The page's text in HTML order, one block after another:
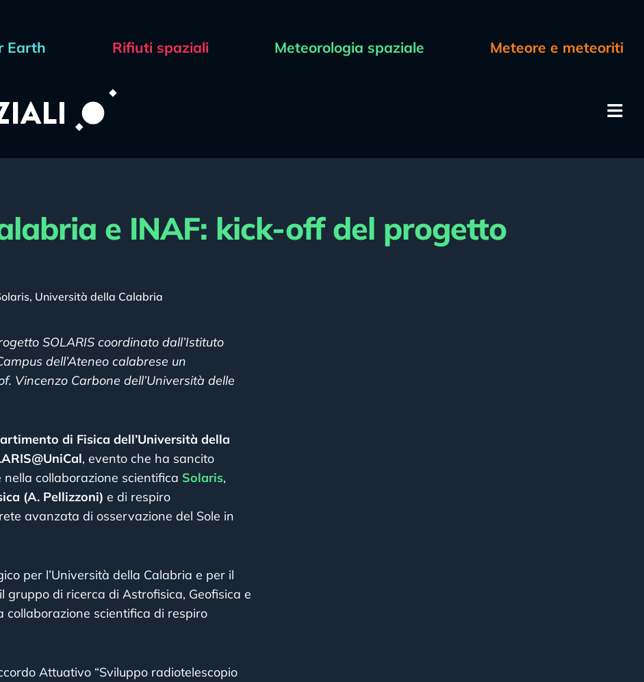
Earth Rifiuti spaziali Meteorologia spaziale Meteore e meteoriti
e INAF: kick-off del progetto
, Università della Calabria
SOLARIS coordinato dall’Istituto
dell’Ateneo calabrese un
Vincenzo Carbone dell’Università delle
di Fisica dell’Università della
, evento che ha sancito
nella collaborazione scientifica Solaris,
(A. Pellizzoni) e di respiro
avanzata di osservazione del Sole in
per l’Università della Calabria e per il
di ricerca di Astrofisica, Geofisica e
collaborazione scientifica di respiro
Attuativo “Sviluppo radiotelescopio